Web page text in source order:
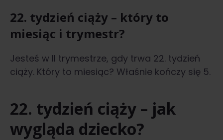
22. tydzień ciąży – który to
miesiąc i trymestr?
Jesteś w II trymestrze, gdy trwa 22. tydzień
ciąży. Który to miesiąc? Właśnie kończy się 5.
22. tydzień ciąży – jak
wygląda dziecko?